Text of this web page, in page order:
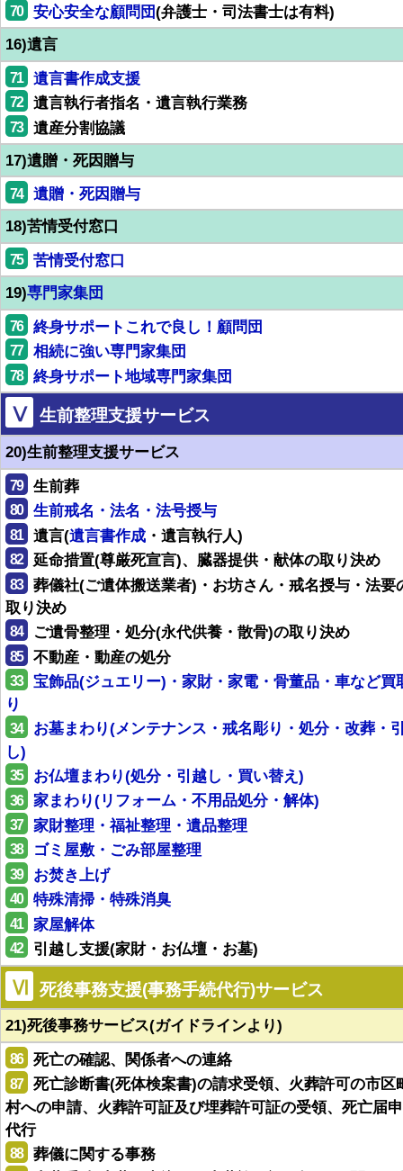
70 安心安全な顧問団(弁護士・司法書士は有料)
16)遺言
71 遺言書作成支援
72 遺言執行者指名・遺言執行業務
73
遺産分割協議
17)遺贈・死因贈与
74
遺贈・死因贈与
18)苦情受付窓口
75
苦情受付窓口
19)専門家集団
76 終身サポートこれで良し！顧問団
77 相続に強い専門家集団
78 終身サポート地域専門家集団
Ⅴ 生前整理支援サービス
20)生前整理支援サービス
79 生前葬
80 生前戒名・法名・法号授与
81 遺言(遺言書作成 ・遺言執行人)
82 延命措置(尊厳死宣言)、臓器提供・献体の取り決め
83
葬儀社(ご遺体搬送業者)・お坊さん・戒名授与・法要
取り決め
84 ご遺骨整理・処分(永代供養・散骨)の取り決め
85 不動産・動産の処分
33
宝飾品(ジュエリー)・家財・家電・骨董品・車など買
り
34
お墓まわり(メンテナンス・戒名彫り・処分・改葬・
し)
35 お仏壇まわり(処分・引越し・買い替え)
36 家まわり(リフォーム・不用品処分・解体)
37 家財整理・福祉整理・遺品整理
38 ゴミ屋敷・ごみ部屋整理
39 お焚き上げ
40 特殊清掃・特殊消臭
41 家屋解体
42 引越し支援(家財・お仏壇・お墓)
Ⅵ 死後事務支援(事務手続代行)サービス
21)死後事務サービス(ガイドラインより)
86 死亡の確認、関係者への連絡
87
死亡診断書(死体検案書)の請求受領、火葬許可の市区
村への申請、火葬許可証及び埋葬許可証の受領、死亡届
代行
88 葬儀に関する事務